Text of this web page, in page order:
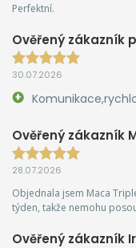
Perfektní.
Ověřený zákazník
30.07.2026
Ověřený zákazník
28.07.2026
Objednala jsem Maca
týden, takže nemohu
Ověřený zákazník